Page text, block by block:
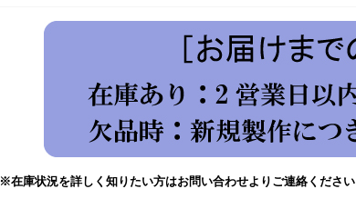
※在庫状況を詳しく知りたい方はお問い合わせよりご連絡ください